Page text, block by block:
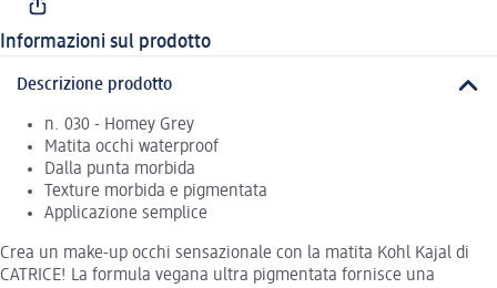
Informazioni sul prodotto
Descrizione prodotto
n. 030 - Homey Grey
Matita occhi waterproof
Dalla punta morbida
Texture morbida e pigmentata
Applicazione semplice
Crea un make-up occhi sensazionale con la matita Kohl Kajal di
CATRICE! La formula vegana ultra pigmentata fornisce una